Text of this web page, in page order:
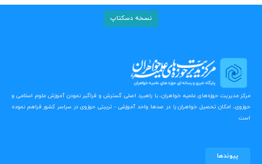
نسخه دسکتاپ
مرکز مدیریت حوزه‌های علمیه خواهران، با راهبرد اصلی گسترش و فراگیر نمودن آموزش علوم اسلامی و
حوزوی، امکان تحصیل خواهران را در صدها واحد آموزشی - تربیتی حوزوی در سراسر کشور فراهم نموده
است.
پیوندها